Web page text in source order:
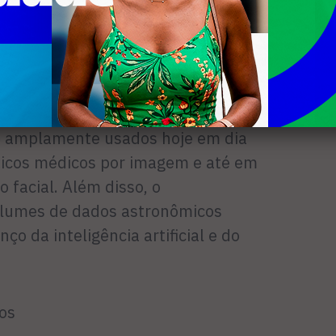
de Imagem
complexas do universo, como
espacial Hubble, impulsionou
sofisticados de processamento de
usados hoje em dia
médicos por imagem e até em
facial. Além disso, o
de dados astronômicos
da inteligência artificial e do